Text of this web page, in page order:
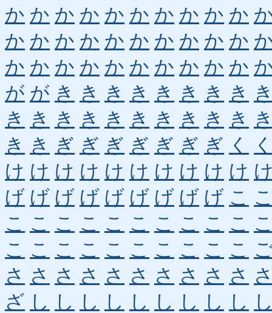
か か か か か か か か か か
か か か か か か か か か か
か か か か か か か か か か
が が き き き き き き き き
き き き き き き き き き き
き き ぎ ぎ ぎ ぎ ぎ ぎ ぎ く
け け け け け け け け け け
げ げ げ げ げ げ げ げ げ こ
こ こ こ こ こ こ こ こ こ こ
こ こ こ こ こ こ こ こ こ こ
さ さ さ さ さ さ さ さ さ さ
ざ し し し し し し し し し